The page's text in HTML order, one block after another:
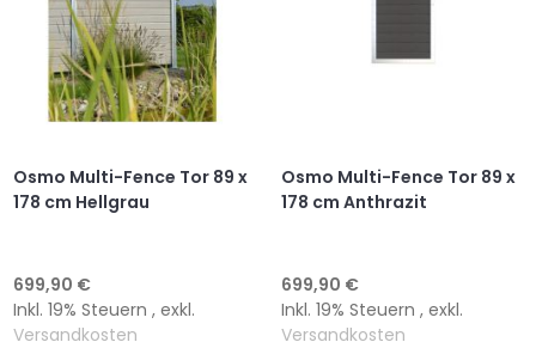
Osmo Multi-Fence Tor 89 x
178 cm Hellgrau
699,90 €
Inkl. 19% Steuern , exkl.
Versandkosten
Osmo Multi-Fence Tor 89 x
178 cm Anthrazit
699,90 €
Inkl. 19% Steuern , exkl.
Versandkosten